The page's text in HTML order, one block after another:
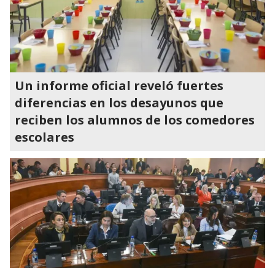
Un informe oficial reveló fuertes
diferencias en los desayunos que
reciben los alumnos de los comedores
escolares